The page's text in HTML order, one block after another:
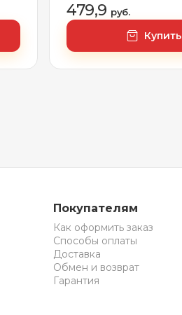
479,9 руб.
Купить
Покупателям
Как оформить заказ
Способы оплаты
Доставка
Обмен и возврат
Гарантия